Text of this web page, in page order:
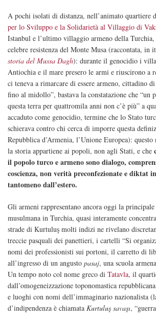
A pochi isolati di distanza, nell’animato quartiere
per lo Sviluppo e la Solidarietà al Villaggio di
Istanbul e l’ultimo villaggio armeno della Turchia,
celebre resistenza del Monte Musa (raccontata, in
storia del Mussa Dagh): durante il genocidio i
Antiochia e il mare presero le armi e riuscirono a
ci teneva a rimarcare di essere armeno, cittadino
fino al midollo”, bastava la constatazione che “un
questa terra per quattromila anni non c’è più” a
accaduto come genocidio, termine che lo Stato
schierava contro chi cerca di imporre questa
Repubblica d’Armenia, l’Unione Europea):
la storia appartiene ai popoli, non agli Stati, e che
il popolo turco e armeno sono dialogo,
coscienza, non verità preconfezionate e diktat
tantomeno dall’estero.
Gli armeni rappresentano ancora oggi la
musulmana in Turchia, quasi interamente
strade di Kurtuluş molti indizi ne rivelano
treccie pasquali dei panettieri, i cartelli “Si
nomi dei professionisti sui portoni, il carretto di
all’ingresso di un angusto pasaj, una scuola
Un tempo noto col nome greco di Tatavla, il
dall’omogeneizzazione toponomastica
e luoghi con nomi dell’immaginario nazionalista
d’indipendenza è chiamata Kurtuluş savaşı,